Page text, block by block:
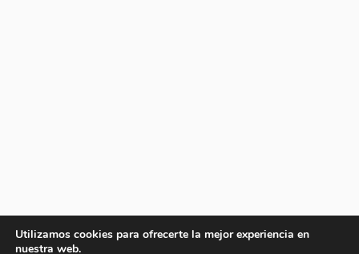
Utilizamos cookies para ofrecerte la mejor experiencia en
nuestra web.